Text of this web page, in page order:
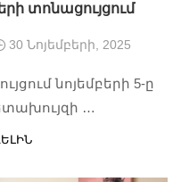
տոնացույցում
30 Նոյեմբերի, 2025
նոյեմբերի 5-ը
…